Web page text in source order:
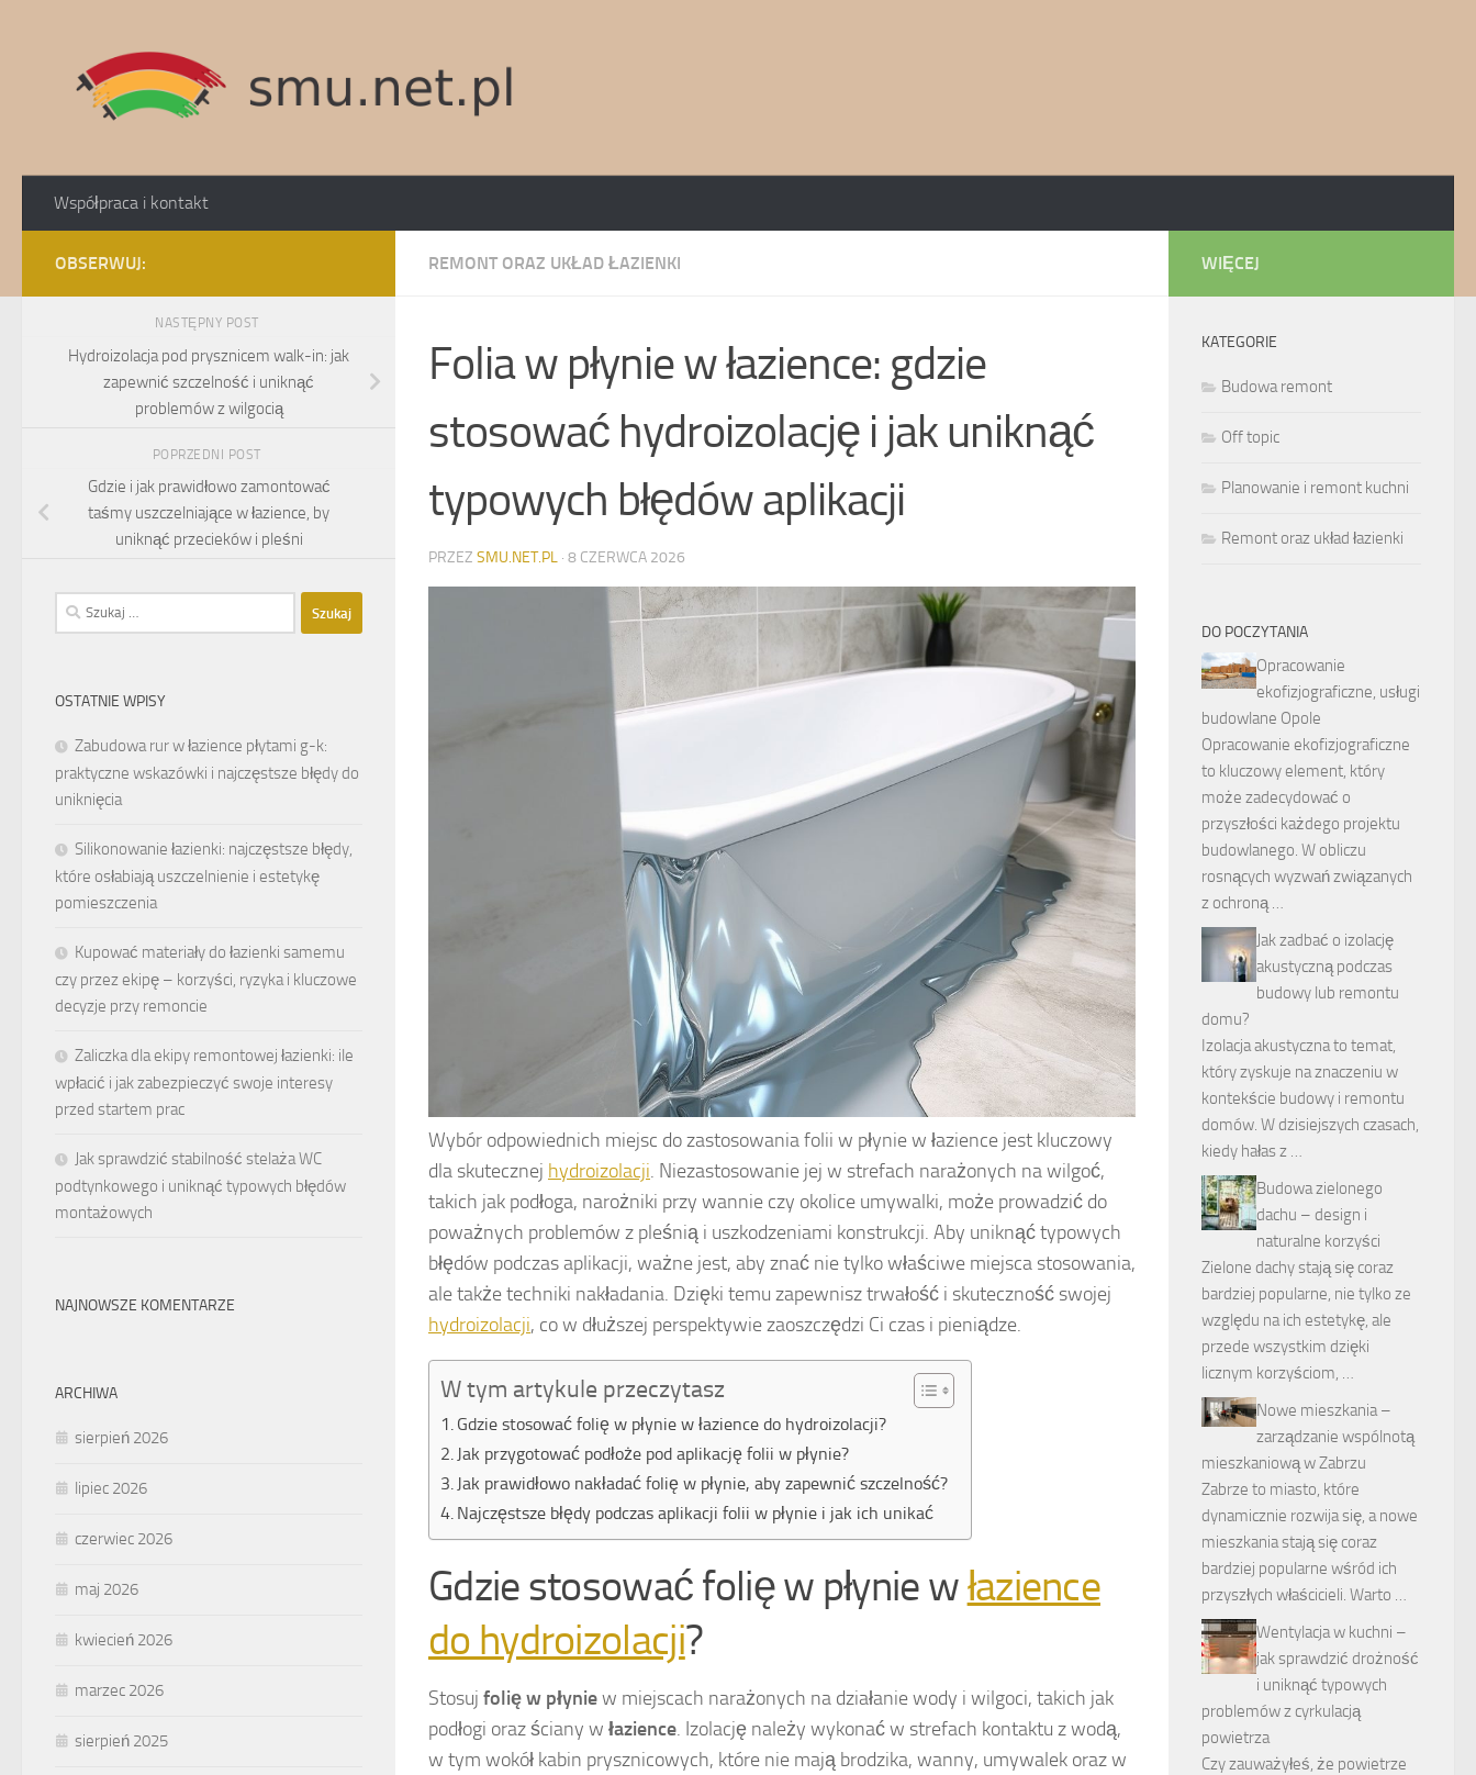
Współpraca i kontakt
REMONT ORAZ UKŁAD ŁAZIENKI
Folia w płynie w łazience: gdzie
stosować hydroizolację i jak uniknąć
typowych błędów aplikacji
PRZEZ SMU.NET.PL · 8 CZERWCA 2026
Wybór odpowiednich miejsc do zastosowania folii w płynie w łazience jest kluczowy
dla skutecznej hydroizolacji. Niezastosowanie jej w strefach narażonych na wilgoć,
takich jak podłoga, narożniki przy wannie czy okolice umywalki, może prowadzić do
poważnych problemów z pleśnią i uszkodzeniami konstrukcji. Aby uniknąć typowych
błędów podczas aplikacji, ważne jest, aby znać nie tylko właściwe miejsca stosowania,
ale także techniki nakładania. Dzięki temu zapewnisz trwałość i skuteczność swojej
hydroizolacji, co w dłuższej perspektywie zaoszczędzi Ci czas i pieniądze.
W tym artykule przeczytasz
Gdzie stosować folię w płynie w łazience do hydroizolacji?
Jak przygotować podłoże pod aplikację folii w płynie?
Jak prawidłowo nakładać folię w płynie, aby zapewnić szczelność?
Najczęstsze błędy podczas aplikacji folii w płynie i jak ich unikać
Gdzie stosować folię w płynie włazience
do hydroizolacji?
Stosuj folię w płyniew miejscach narażonych na działanie wody i wilgoci, takich jak
podłogi oraz ściany w łazience. Izolację należy wykonać w strefach kontaktu z wodą,
w tym wokół kabin prysznicowych, które nie mają brodzika, wanny, umywalek oraz w
OBSERWUJ:
NASTĘPNY POST
Hydroizolacja pod prysznicem walk-in: jak
zapewnić szczelność i uniknąć
problemów z wilgocią
POPRZEDNI POST
Gdzie i jak prawidłowo zamontować
taśmy uszczelniające w łazience, by
uniknąć przecieków i pleśni
Szukaj:
OSTATNIE WPISY
Zabudowa rur w łazience płytami g-k:
praktyczne wskazówki i najczęstsze błędy do
uniknięcia
Silikonowanie łazienki: najczęstsze błędy,
które osłabiają uszczelnienie i estetykę
pomieszczenia
Kupować materiały do łazienki samemu
czy przez ekipę – korzyści, ryzyka i kluczowe
decyzje przy remoncie
Zaliczka dla ekipy remontowej łazienki: ile
wpłacić i jak zabezpieczyć swoje interesy
przed startem prac
Jak sprawdzić stabilność stelaża WC
podtynkowego i uniknąć typowych błędów
montażowych
NAJNOWSZE KOMENTARZE
ARCHIWA
sierpień 2026
lipiec 2026
czerwiec 2026
maj 2026
kwiecień 2026
marzec 2026
sierpień 2025
WIĘCEJ
KATEGORIE
Budowa remont
Off topic
Planowanie i remont kuchni
Remont oraz układ łazienki
DO POCZYTANIA
Opracowanie
ekofizjograficzne, usługi
budowlane Opole
Opracowanie ekofizjograficzne
to kluczowy element, który
może zadecydować o
przyszłości każdego projektu
budowlanego. W obliczu
rosnących wyzwań związanych
z ochroną …
Jak zadbać o izolację
akustyczną podczas
budowy lub remontu
domu?
Izolacja akustyczna to temat,
który zyskuje na znaczeniu w
kontekście budowy i remontu
domów. W dzisiejszych czasach,
kiedy hałas z …
Budowa zielonego
dachu – design i
naturalne korzyści
Zielone dachy stają się coraz
bardziej popularne, nie tylko ze
względu na ich estetykę, ale
przede wszystkim dzięki
licznym korzyściom, …
Nowe mieszkania –
zarządzanie wspólnotą
mieszkaniową w Zabrzu
Zabrze to miasto, które
dynamicznie rozwija się, a nowe
mieszkania stają się coraz
bardziej popularne wśród ich
przyszłych właścicieli. Warto …
Wentylacja w kuchni –
jak sprawdzić drożność
i uniknąć typowych
problemów z cyrkulacją
powietrza
Czy zauważyłeś, że powietrze